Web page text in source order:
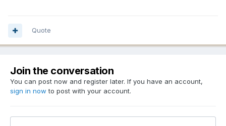
Quote
Join the conversation
You can post now and register later. If you have an account,
sign in now to post with your account.